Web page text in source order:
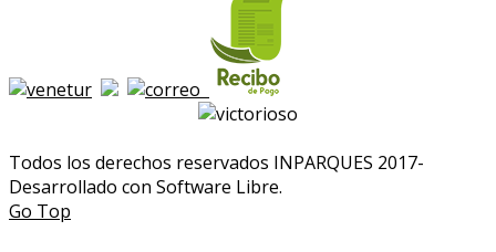
Todos los derechos reservados INPARQUES 2017-
Desarrollado con Software Libre.
Go Top